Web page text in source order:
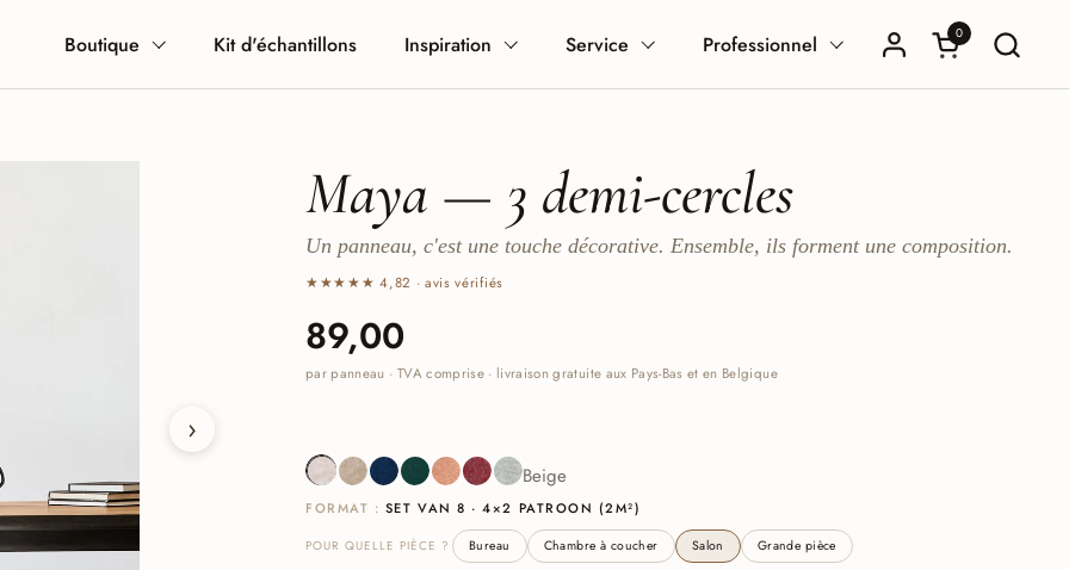
Ouvrir le panier
0
Boutique Kit d'échantillons Inspiration Service Professionnel
›
Maya — 3 demi-cercles
Un panneau, c'est une touche décorative. Ensemble, ils forment une composition.
★★★★★ 4,82 · avis vérifiés
Prix :
89,00
par panneau · TVA comprise · livraison gratuite aux Pays-Bas et en Belgique
BeigeSandNavyDeep Green
CognacBurgundy
Sage Green
Beige
FORMAT : SET VAN 8 · 4×2 PATROON (2M²)
POUR QUELLE PIÈCE ? Bureau Chambre à coucher Salon Grande pièce